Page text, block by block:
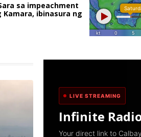
sa impeachment
Kamara, ibinasura ng
LIVE STREAMING
Infinite
Your direct link to